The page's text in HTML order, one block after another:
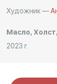
Художник —
Масло,
2023 г.